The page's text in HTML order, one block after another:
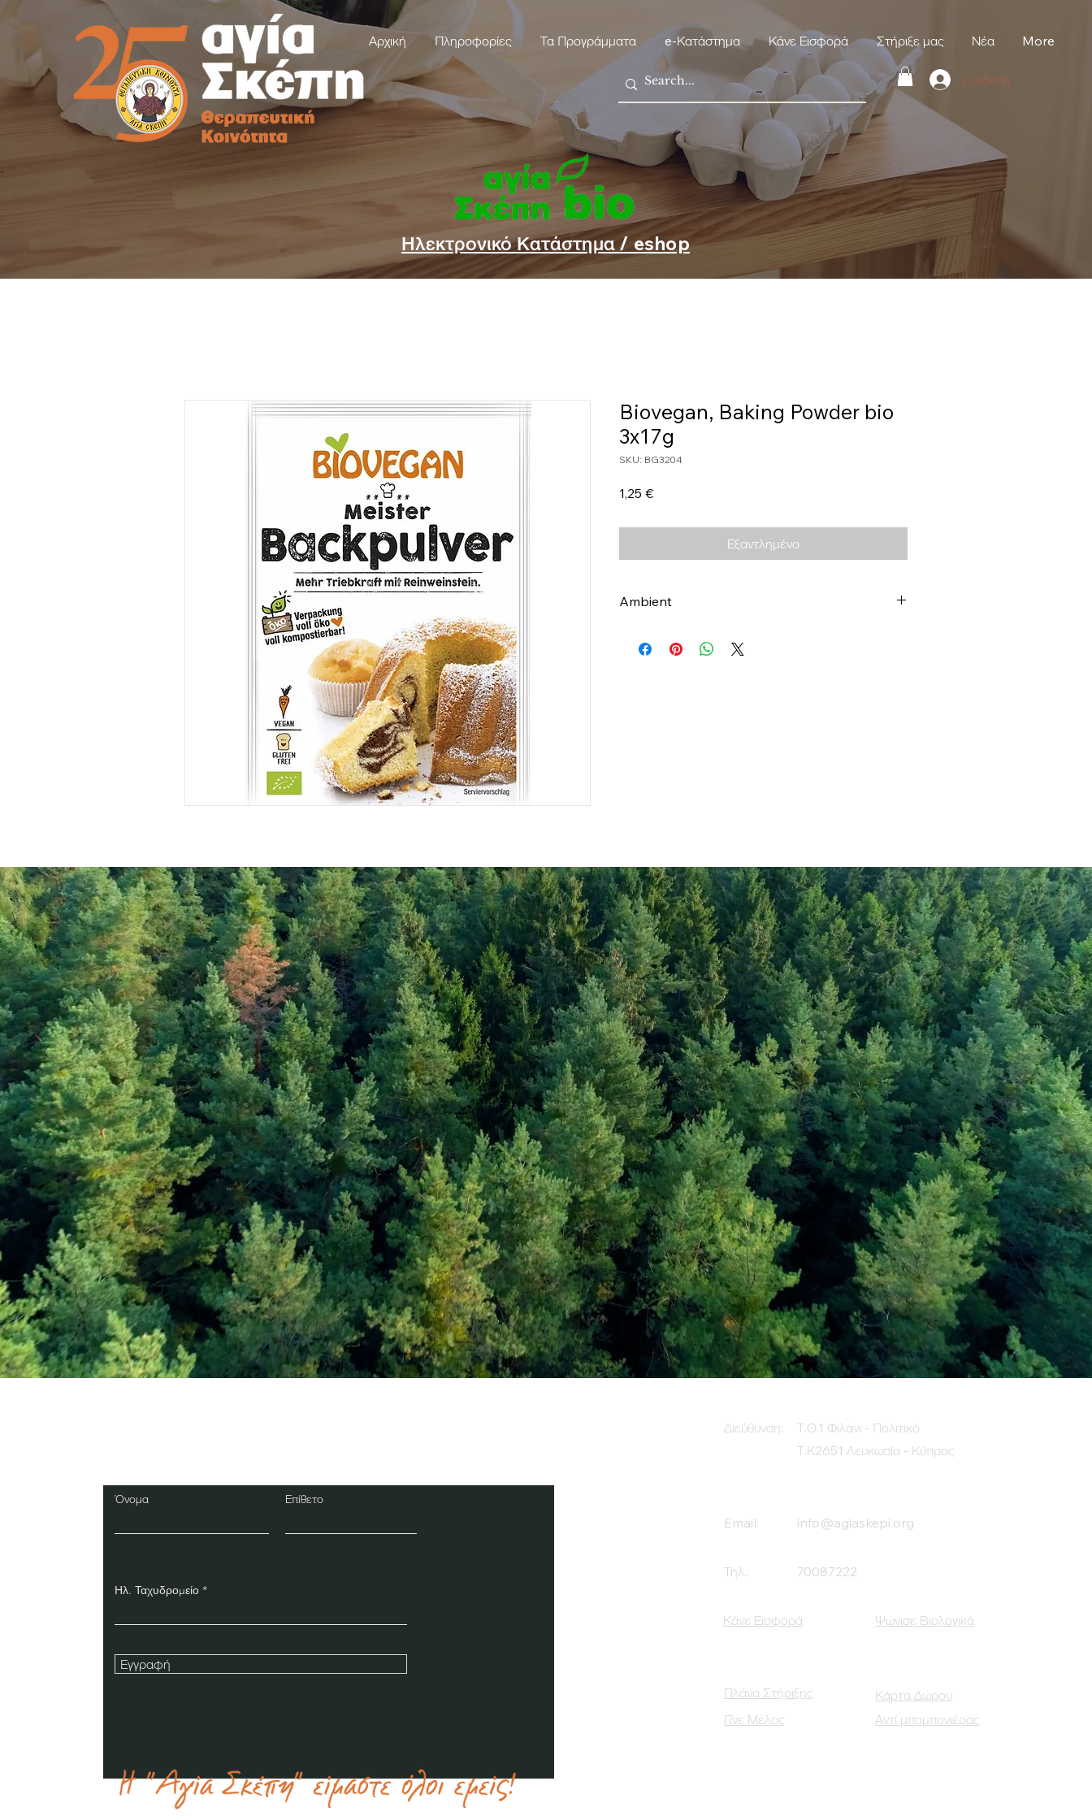
Αρχική Πληροφορίες Τα Προγράμματα e-Κατάστημα Κάνε Εισφορά Στήριξε μας Νέα More
Σύνδεση
Ηλεκτρονικό Κατάστημα / eshop
Biovegan, Baking Powder bio
3x17g
SKU: BG3204
1,25 €Τιμή
Εξαντλημένο
Ambient
Όνομα Επίθετο
Ηλ. Ταχυδρομείο
Εγγραφή
Διεύθυνση:
Τ.Θ.1 Φιλάνι - Πολιτικό
Τ.Κ2651 Λευκωσία - Κύπρος
Email: info@agiaskepi.org
Τηλ.: 70087222
Κάνε Εισφορά Ψώνισε Βιολογικά
Πλάνα Στήριξης
Γίνε Μέλος
Κάρτα Δώρου
Αντί μπομπονιέρας